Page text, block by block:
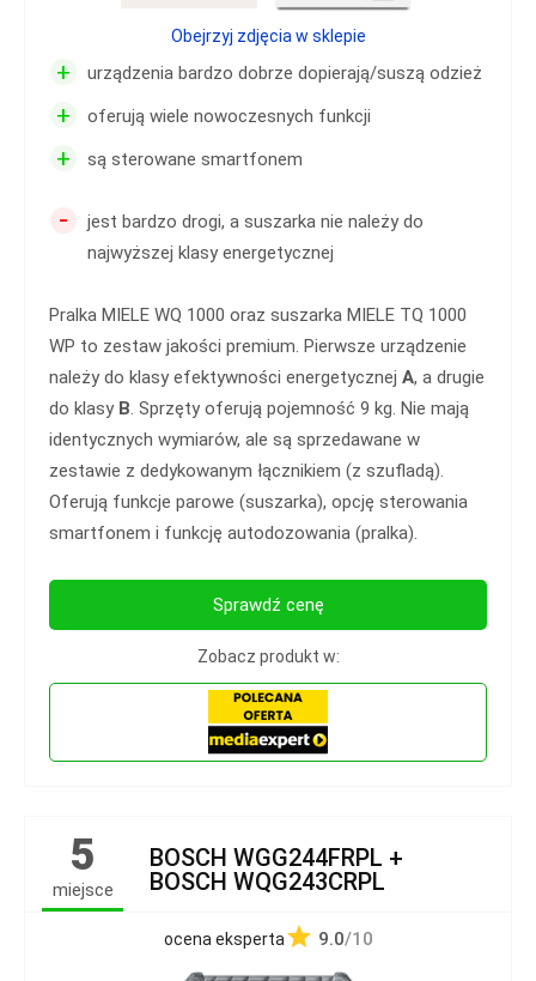
+ urządzenia bardzo dobrze dopierają/suszą odzież
+ oferują wiele nowoczesnych funkcji
+ są sterowane smartfonem
-
jest bardzo drogi, a suszarka nie należy do
najwyższej klasy energetycznej
Pralka MIELE WQ 1000 oraz suszarka MIELE TQ 1000
WP to zestaw jakości premium. Pierwsze urządzenie
należy do klasy efektywności energetycznej A, a drugie
do klasy B. Sprzęty oferują pojemność 9 kg. Nie mają
identycznych wymiarów, ale są sprzedawane w
zestawie z dedykowanym łącznikiem (z szufladą).
Oferują funkcje parowe (suszarka), opcję sterowania
smartfonem i funkcję autodozowania (pralka).
Obejrzyj zdjęcia w sklepie
Sprawdź cenę
Zobacz produkt w:
5
miejsce
BOSCH WGG244FRPL +
BOSCH WQG243CRPL
ocena eksperta 9.0/10